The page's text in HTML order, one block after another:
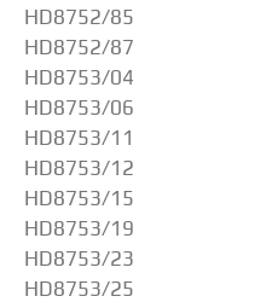
HD8752/85
HD8752/87
HD8753/04
HD8753/06
HD8753/11
HD8753/12
HD8753/15
HD8753/19
HD8753/23
HD8753/25